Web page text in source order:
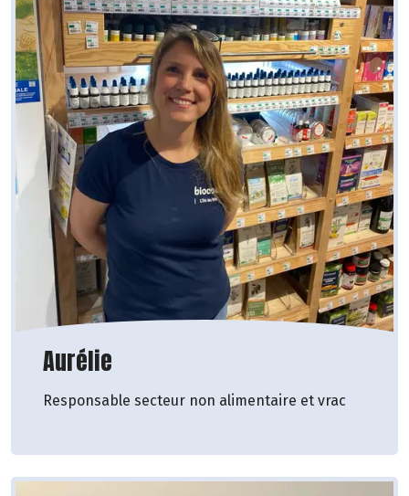
Aurélie
Responsable secteur non alimentaire et vrac